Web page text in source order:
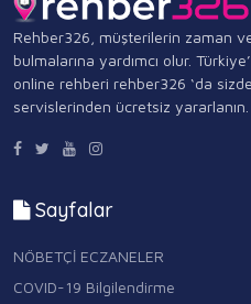
Rehber326, müşterilerin zaman
bulmalarına yardımcı olur.
online rehberi rehber326 ‘da
servislerinden ücretsiz yararlanın.
Sayfalar
NÖBETÇİ ECZANELER
COVID-19 Bilgilendirme